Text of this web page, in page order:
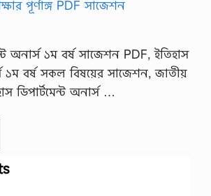
অনার্স ১ম বর্ষ সাজেশন PDF, ইতিহাস
১ম বর্ষ সকল বিষয়ের সাজেশন, জাতীয়
ডিপার্টমেন্ট অনার্স …